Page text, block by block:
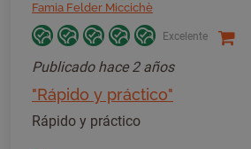
Famia Felder Miccichè
Excelente
Publicado hace 2 años
"Rápido y práctico"
Rápido y práctico